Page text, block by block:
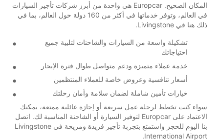
المكان الصحيح. Europcar هي واحدة من أبرز شركات تأجير السيارات
في العالم، وتوفر خدماتها في أكثر من 160 دولة حول العالم، بما في
ذلك هنا في Livingstone.
تشكيلة واسعة من السيارات والشاحنات لتلبية جميع
احتياجاتك
خدمة عملاء متميزة ودعم متواصل طوال فترة الإيجار
أسعار تنافسية وعروض خاصة للعملاء المنتظمين
خيارات تأمين شاملة لضمان سلامة وأمان رحلتك
سواء كنت تخطط لرحلة عمل سريعة أو إجازة عائلية ممتعة، يمكنك
الاعتماد على Europcar لتوفير السيارة أو الشاحنة المناسبة لك. اتصل
بنا اليوم للحجز واستمتع بتجربة تأجير فريدة ومريحة في Livingstone
International Airport.